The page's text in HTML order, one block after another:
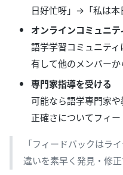
日好忙呀」→「私は本
オンラインコミュニテ
語学学習コミュニテ
有して他のメンバーか
専門家指導を受ける
可能なら語学専門家
正確さについてフィー
「フィードバックはラ
違いを素早く発見・修正